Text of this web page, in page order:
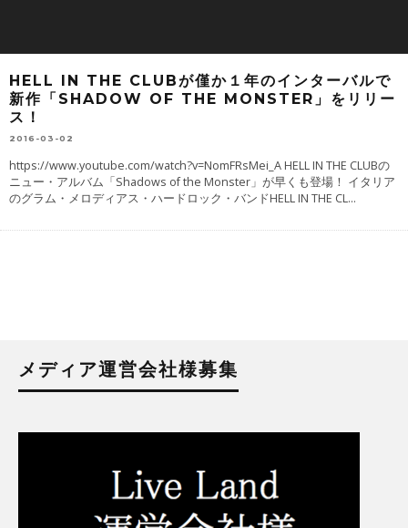
HELL IN THE CLUBが僅か１年のインターバルで
新作「SHADOW OF THE MONSTER」をリリー
ス！
2016-03-02
https://www.youtube.com/watch?v=NomFRsMei_A HELL IN THE CLUBの
ニュー・アルバム「Shadows of the Monster」が早くも登場！ イタリア
のグラム・メロディアス・ハードロック・バンドHELL IN THE CL...
メディア運営会社様募集